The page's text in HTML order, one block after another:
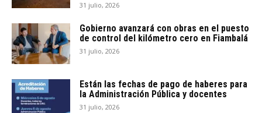
31 julio, 2026
Gobierno avanzará con obras en el puesto
de control del kilómetro cero en Fiambalá
31 julio, 2026
Están las fechas de pago de haberes para
la Administración Pública y docentes
31 julio, 2026